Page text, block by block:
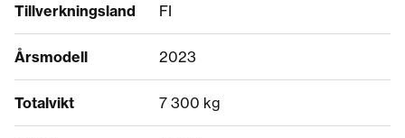
Tillverkningsland FI
Årsmodell 2023
Totalvikt 7 300 kg